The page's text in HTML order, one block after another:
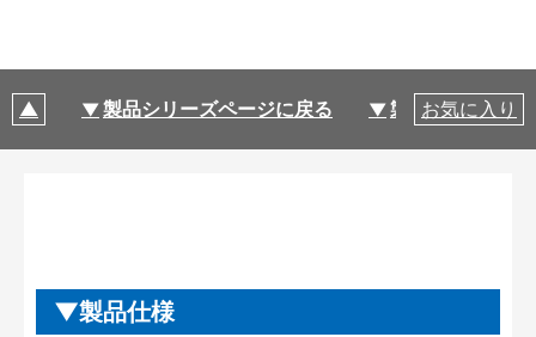
製品シリーズページに戻る 製品仕様
お気に入り
製品仕様